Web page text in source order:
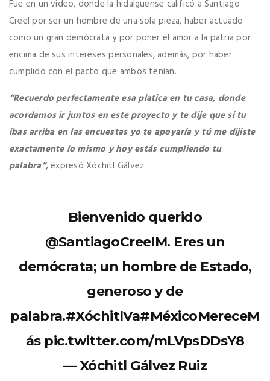
Fue en un video, donde la hidalguense calificó a Santiago
Creel por ser un hombre de una sola pieza, haber actuado
como un gran demócrata y por poner el amor a la patria por
encima de sus intereses personales, además, por haber
cumplido con el pacto que ambos tenían.
“Recuerdo perfectamente esa platica en tu casa, donde
acordamos ir juntos en este proyecto y te dije que si tu
ibas arriba en las encuestas yo te apoyaría y tú me dijiste
exactamente lo mismo y hoy estás cumpliendo tu
palabra”,expresó Xóchitl Gálvez.
Bienvenido querido
@SantiagoCreelM. Eres un
demócrata; un hombre de Estado,
generoso y de
palabra.#XóchitlVa#MéxicoMereceM
ás pic.twitter.com/mLVpsDDsY8
— Xóchitl Gálvez Ruiz